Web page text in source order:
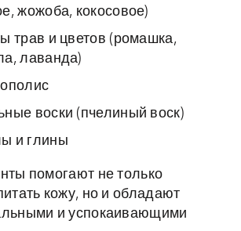
жожоба, кокосовое)
трав и цветов (ромашка,
лаванда)
воски (пчелиный воск)
и глины
помогают не только
кожу, но и обладают
и успокаивающими